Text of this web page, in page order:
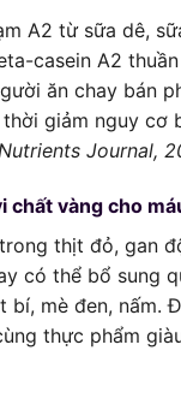
A2 từ sữa dê,
casein A2
ăn chay bán
giảm nguy cơ
Journal,
chất vàng cho
thịt đỏ, gan
có thể bổ sung
bí, mè đen, nấm.
thực phẩm